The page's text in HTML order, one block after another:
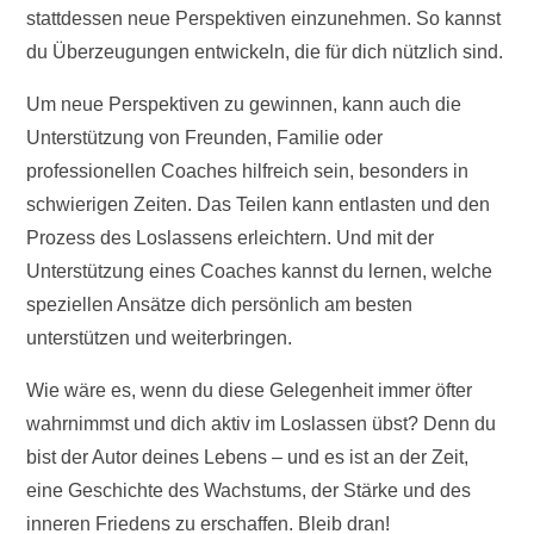
stattdessen neue Perspektiven einzunehmen. So kannst
du Überzeugungen entwickeln, die für dich nützlich sind.
Um neue Perspektiven zu gewinnen, kann auch die
Unterstützung von Freunden, Familie oder
professionellen Coaches hilfreich sein, besonders in
schwierigen Zeiten. Das Teilen kann entlasten und den
Prozess des Loslassens erleichtern. Und mit der
Unterstützung eines Coaches kannst du lernen, welche
speziellen Ansätze dich persönlich am besten
unterstützen und weiterbringen.
Wie wäre es, wenn du diese Gelegenheit immer öfter
wahrnimmst und dich aktiv im Loslassen übst? Denn du
bist der Autor deines Lebens – und es ist an der Zeit,
eine Geschichte des Wachstums, der Stärke und des
inneren Friedens zu erschaffen. Bleib dran!